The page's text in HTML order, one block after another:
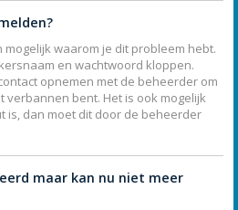
waarom je dit probleem hebt.
en wachtwoord kloppen.
opnemen met de beheerder om
verbannen bent. Het is ook mogelijk
is, dan moet dit door de beheerder
maar kan nu niet meer